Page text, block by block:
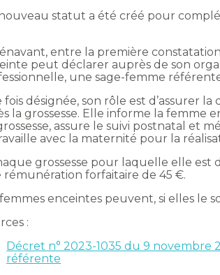
statut a été créé pour
entre la première
peut déclarer auprès de son
une sage-femme
fois désignée, son rôle est d’assurer
la grossesse. Elle informe la
assure le suivi postnatal et
avec la maternité pour la
grossesse pour laquelle elle
rémunération forfaitaire de 45 €.
femmes enceintes peuvent, si elles
:
Décret n° 2023-1035 du 9 novembre
référente